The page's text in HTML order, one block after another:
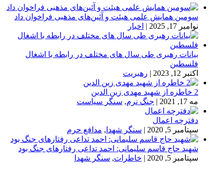
سومین همایش علمی هیئت و آئین‌های مذهبی فراخوان داد
نوامبر 17, 2025
| اخبار
بیانات رهبری طی سال های مختلف در رابطه با اشغال
فلسطین
اکتبر 12, 2023
| رهبریت
2 خاطره از شهید مهدی زین الدین
مه 17, 2021
| جنگ نرم, سنگر سیاست
دفترچه اعمال
سپتامبر 5, 2020
| سنگر شهدا , مدافع حرم
شهید حاج قاسم سلیمانی: احمد تداعی رفتارهای جنگ بود
سپتامبر 5, 2020
| خاطرات, سنگر شهدا